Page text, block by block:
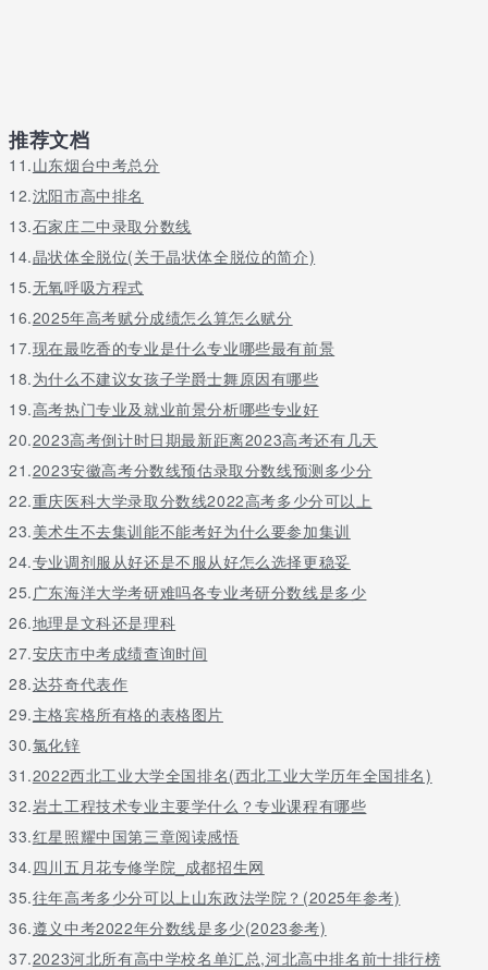
推荐文档
11.山东烟台中考总分
12.沈阳市高中排名
13.石家庄二中录取分数线
14.晶状体全脱位(关于晶状体全脱位的简介)
15.无氧呼吸方程式
16.2025年高考赋分成绩怎么算怎么赋分
17.现在最吃香的专业是什么专业哪些最有前景
18.为什么不建议女孩子学爵士舞原因有哪些
19.高考热门专业及就业前景分析哪些专业好
20.2023高考倒计时日期最新距离2023高考还有几天
21.2023安徽高考分数线预估录取分数线预测多少分
22.重庆医科大学录取分数线2022高考多少分可以上
23.美术生不去集训能不能考好为什么要参加集训
24.专业调剂服从好还是不服从好怎么选择更稳妥
25.广东海洋大学考研难吗各专业考研分数线是多少
26.地理是文科还是理科
27.安庆市中考成绩查询时间
28.达芬奇代表作
29.主格宾格所有格的表格图片
30.氯化锌
31.2022西北工业大学全国排名(西北工业大学历年全国排名)
32.岩土工程技术专业主要学什么？专业课程有哪些
33.红星照耀中国第三章阅读感悟
34.四川五月花专修学院_成都招生网
35.往年高考多少分可以上山东政法学院？(2025年参考)
36.遵义中考2022年分数线是多少(2023参考)
37.2023河北所有高中学校名单汇总,河北高中排名前十排行榜